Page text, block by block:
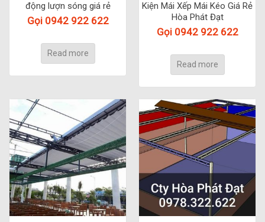
động lượn sóng giá rẻ
Gọi 0942 922 622
Read more
Kiện Mái Xếp Mái Kéo Giá Rẻ
Hòa Phát Đạt
Gọi 0942 922 622
Read more